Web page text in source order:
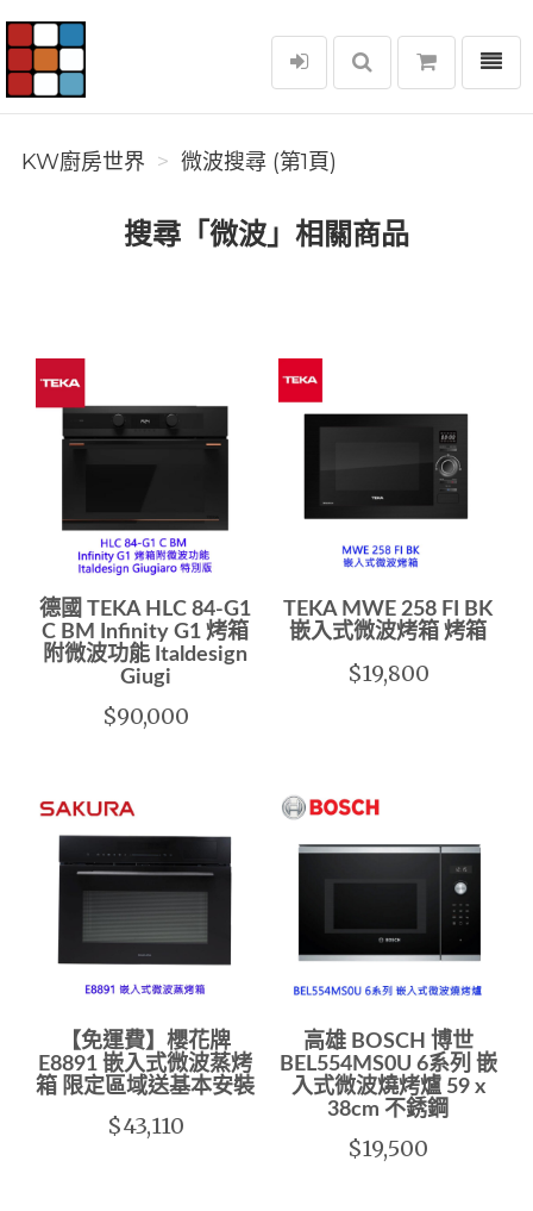
KW廚房世界
選單
KW廚房世界 微波搜尋 (第1頁)
搜尋「微波」相關商品
德國 TEKA HLC 84-G1
C BM Infinity G1 烤箱
附微波功能 Italdesign
Giugi
$90,000
TEKA MWE 258 FI BK
嵌入式微波烤箱 烤箱
$19,800
【免運費】櫻花牌
E8891 嵌入式微波蒸烤
箱 限定區域送基本安裝
$43,110
高雄 BOSCH 博世
BEL554MS0U 6系列 嵌
入式微波燒烤爐 59 x
38cm 不銹鋼
$19,500